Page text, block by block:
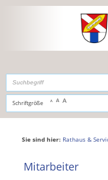
,zur Navigationoder
Schriftgröße A A A
Sie sind hier: Rathaus &
Mitarbeiter